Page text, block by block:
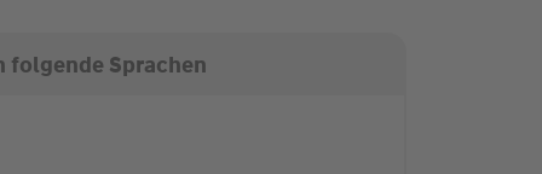
folgende Sprachen